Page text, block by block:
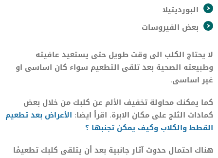
البورديتيلا
بعض الفيروسات
لا يحتاج الكلب الى وقت طويل حتى يستعيد عافيته
وطبيعته الصحية بعد تلقى التطعيم سواء كان اساسى او
غير اساسى.
كما يمكنك محاولة تخفيف الألم عن كلبك من خلال بعض
كمادات الثلج على مكان الابرة. اقرأ ايضا: الأعراض بعد تطعيم
القطط والكلاب وكيف يمكن تجنبها ؟
هناك احتمال حدوث آثار جانبية بعد أن يتلقى كلبك تطعيمًا